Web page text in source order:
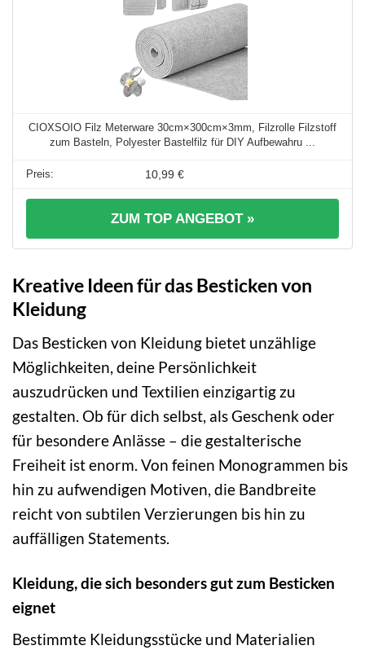
CIOXSOIO Filz Meterware 30cm×300cm×3mm, Filzrolle Filzstoff
zum Basteln, Polyester Bastelfilz für DIY Aufbewahru ...
10,99 €
ZUM TOP ANGEBOT »
Kreative Ideen für das Besticken von
Kleidung
Das Besticken von Kleidung bietet unzählige
Möglichkeiten, deine Persönlichkeit
auszudrücken und Textilien einzigartig zu
gestalten. Ob für dich selbst, als Geschenk oder
für besondere Anlässe – die gestalterische
Freiheit ist enorm. Von feinen Monogrammen bis
hin zu aufwendigen Motiven, die Bandbreite
reicht von subtilen Verzierungen bis hin zu
auffälligen Statements.
Kleidung, die sich besonders gut zum Besticken
eignet
Bestimmte Kleidungsstücke und Materialien